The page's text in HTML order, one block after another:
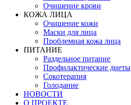
Очищение крови
КОЖА ЛИЦА
Очищение кожи
Маски для лица
Проблемная кожа лица
ПИТАНИЕ
Раздельное питание
Профилактические диеты
Сокотерапия
Голодание
НОВОСТИ
О ПРОЕКТЕ